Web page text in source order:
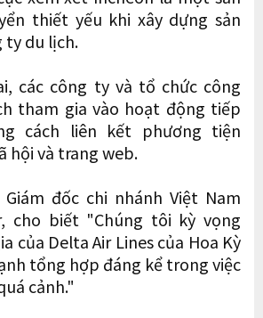
thiết yếu khi xây dựng sản
ty du lịch.
các công ty và tổ chức công
tham gia vào hoạt động tiếp
cách liên kết phương tiện
hội và trang web.
Giám đốc chi nhánh Việt Nam
cho biết "Chúng tôi kỳ vọng
của Delta Air Lines của Hoa Kỳ
tổng hợp đáng kể trong việc
cảnh."